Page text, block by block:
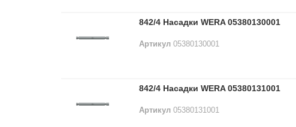
842/4 Насадки WERA 05380130001
Артикул 05380130001
842/4 Насадки WERA 05380131001
Артикул 05380131001